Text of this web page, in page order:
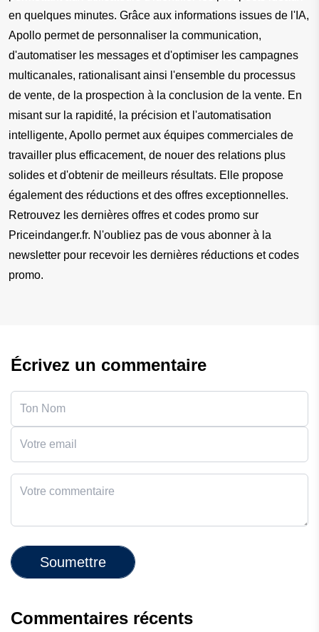
en quelques minutes. Grâce aux informations issues de l'IA,
Apollo permet de personnaliser la communication,
d'automatiser les messages et d'optimiser les campagnes
multicanales, rationalisant ainsi l'ensemble du processus
de vente, de la prospection à la conclusion de la vente. En
misant sur la rapidité, la précision et l'automatisation
intelligente, Apollo permet aux équipes commerciales de
travailler plus efficacement, de nouer des relations plus
solides et d'obtenir de meilleurs résultats. Elle propose
également des réductions et des offres exceptionnelles.
Retrouvez les dernières offres et codes promo sur
Priceindanger.fr. N'oubliez pas de vous abonner à la
newsletter pour recevoir les dernières réductions et codes
promo.
Écrivez un commentaire
Soumettre
Commentaires récents